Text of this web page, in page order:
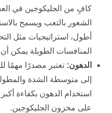
كافٍ من الجليكوجين في
الشعور بالتعب ويسمح
أطول، استراتيجيات مثل
المنافسات الطويلة يمكن
الدهون: تعتبر مصدرًا مهمًا
إلى متوسطة الشدة
استخدام الدهون بكفاءة
على مخزون الجليكوجين.